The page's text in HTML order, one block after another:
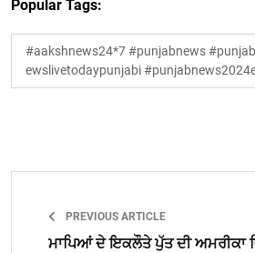
Popular Tags:
#aakshnews24*7 #punjabnews
ewslivetodaypunjabi
PREVIOUS ARTICLE
ਮਾਪਿਆਂ ਦੇ ਇਕਲੌਤੇ ਪੁੱਤ ਦੀ ਅਮਰੀਕਾ